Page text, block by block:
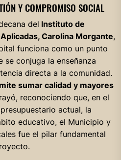
Y COMPROMISO SOCIAL
del Instituto de
Carolina Morgante,
funciona como un punto
se conjuga la enseñanza
directa a la comunidad.
sumar calidad y mayores
reconociendo que, en el
actual, la
educativo, el Municipio y
fue el pilar fundamental